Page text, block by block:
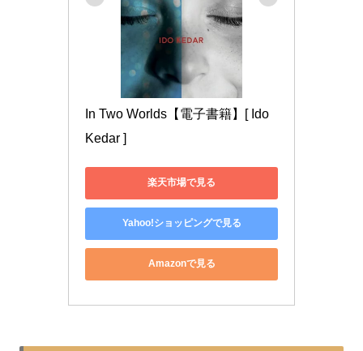
In Two Worlds【電子書籍】[ Ido
Kedar ]
楽天市場で見る
Yahoo!ショッピングで見る
Amazonで見る